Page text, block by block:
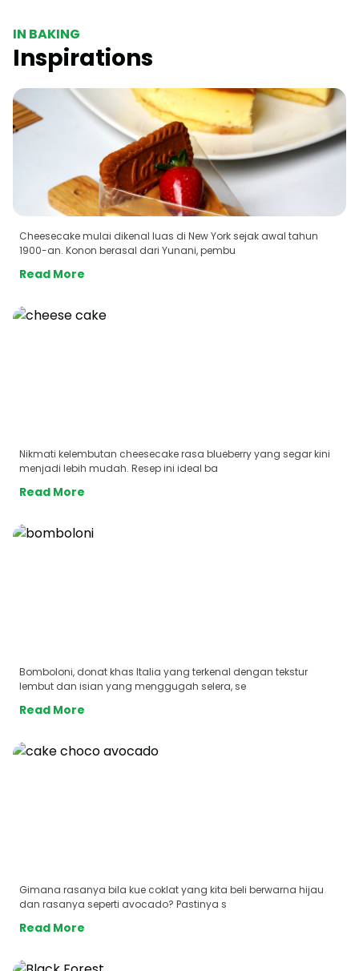
IN BAKING
Inspirations
Cheesecake mulai dikenal luas di New York sejak awal tahun
1900-an. Konon berasal dari Yunani, pembu
Read More
Nikmati kelembutan cheesecake rasa blueberry yang segar kini
menjadi lebih mudah. Resep ini ideal ba
Read More
Bomboloni, donat khas Italia yang terkenal dengan tekstur
lembut dan isian yang menggugah selera, se
Read More
Gimana rasanya bila kue coklat yang kita beli berwarna hijau
dan rasanya seperti avocado? Pastinya s
Read More